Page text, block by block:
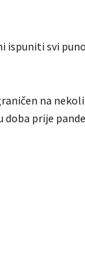
ispuniti svi
na
doba prije